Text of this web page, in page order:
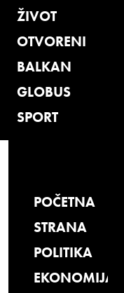
ŽIVOT
OTVORENI
BALKAN
GLOBUS
SPORT
POČETNA
STRANA
POLITIKA
EKONOMIJA